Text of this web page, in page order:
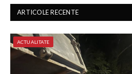
ARTICOLE RECENTE
ACTUALITATE